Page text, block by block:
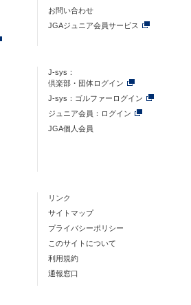
お問い合わせ
JGAジュニア会員サービス
J-sys：
倶楽部・団体ログイン
J-sys：ゴルファーログイン
ジュニア会員：ログイン
JGA個人会員
リンク
サイトマップ
プライバシーポリシー
このサイトについて
利用規約
通報窓口